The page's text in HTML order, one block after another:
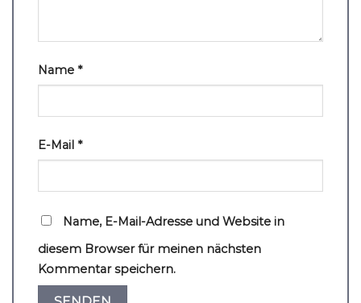
Name *
E-Mail *
Name, E-Mail-Adresse und Website in
diesem Browser für meinen nächsten
Kommentar speichern.